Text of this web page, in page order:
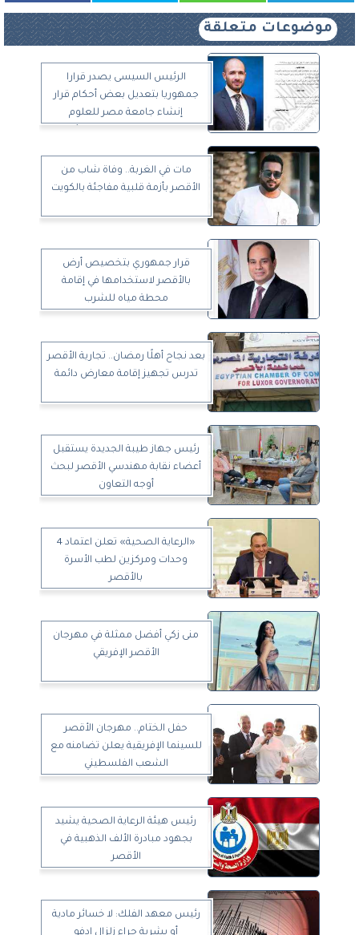
موضوعات متعلقة
الرئيس السيسى يصدر قرارا
جمهوريا بتعديل بعض أحكام قرار
إنشاء جامعة مصر للعلوم
مات في الغربة.. وفاة شاب من
الأقصر بأزمة قلبية مفاجئة بالكويت
قرار جمهوري بتخصيص أرض
بالأقصر لاستخدامها في إقامة
محطة مياه للشرب
بعد نجاح أهلًا رمضان.. تجارية الأقصر
تدرس تجهيز إقامة معارض دائمة
رئيس جهاز طيبة الجديدة يستقبل
أعضاء نقابة مهندسي الأقصر لبحث
أوجه التعاون
«الرعاية الصحية» تعلن اعتماد 4
وحدات ومركزين لطب الأسرة
بالأقصر
منى زكي أفضل ممثلة في مهرجان
الأقصر الإفريقي
حفل الختام.. مهرجان الأقصر
للسينما الإفريقية يعلن تضامنه مع
الشعب الفلسطيني
رئيس هيئة الرعاية الصحية يشيد
بجهود مبادرة الألف الذهبية في
الأقصر
رئيس معهد الفلك: لا خسائر مادية
أو بشرية جراء زلزال إدفو